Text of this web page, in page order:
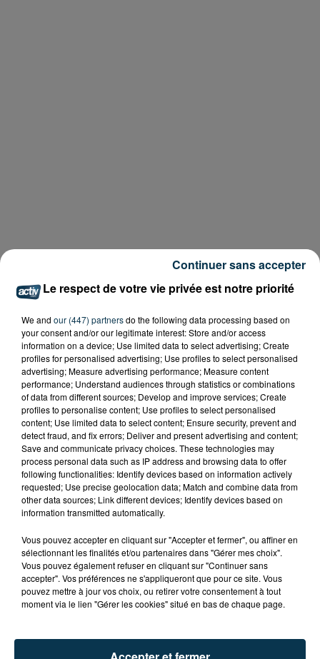
TITRES DIFFUSÉS
4h51
4h51 4h47
4h47
Le respect de votre vie privée est notre priorité
We and our (447) partnersdo the following data processing based on
your consent and/or our legitimate interest: Store and/or access
information on a device; Use limited data to select advertising; Create
profiles for personalised advertising; Use profiles to select personalised
advertising; Measure advertising performance; Measure content
performance; Understand audiences through statistics or combinations
of data from different sources; Develop and improve services; Create
profiles to personalise content; Use profiles to select personalised
content; Use limited data to select content; Ensure security, prevent and
detect fraud, and fix errors; Deliver and present advertising and content;
Save and communicate privacy choices. These technologies may
process personal data such as IP address and browsing data to offer
following functionalities: Identify devices based on information actively
requested; Use precise geolocation data; Match and combine data from
other data sources; Link different devices; Identify devices based on
information transmitted automatically.
Vous pouvez accepter en cliquant sur "Accepter et fermer", ou affiner en
sélectionnant les finalités et/ou partenaires dans "Gérer mes choix".
Vous pouvez également refuser en cliquant sur "Continuer sans
accepter". Vos préférences ne s'appliqueront que pour ce site. Vous
pouvez mettre à jour vos choix, ou retirer votre consentement à tout
moment via le lien "Gérer les cookies" situé en bas de chaque page.
Continuer sans accepter